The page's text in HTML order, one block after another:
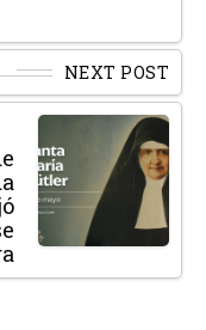
NEXT POST